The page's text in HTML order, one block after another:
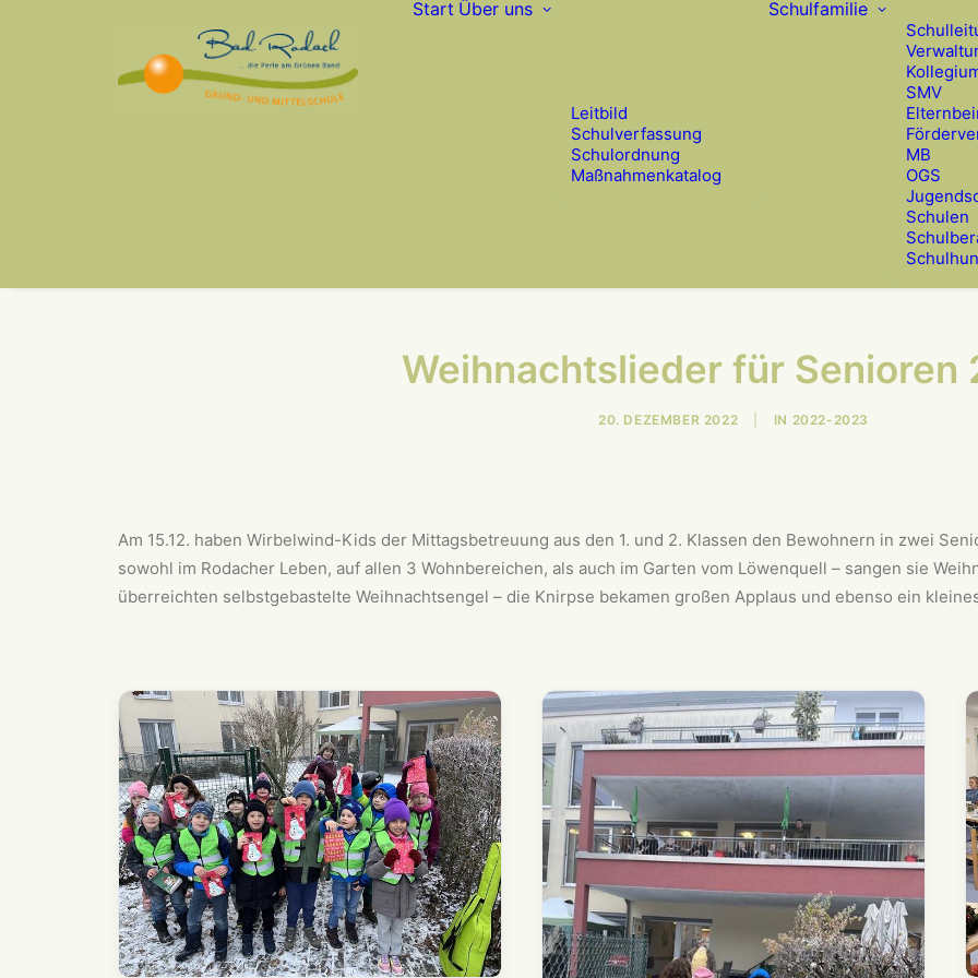
Start Über uns
Leitbild
Schulverfassung
Schulordnung
Maßnahmenkatalog
Schulfamilie
SMV
MB
OGS
Schulen
Weihnachts­lieder für Senioren
20. DEZEMBER 2022 IN 2022-2023
Am 15.12. haben Wirbelwind-Kids der Mittagsbetreuung aus den 1. und 2. Klassen den Bewohnern in zwei
sowohl im Rodacher Leben, auf allen 3 Wohnbereichen, als auch im Garten vom Löwenquell – sangen sie
überreichten selbstgebastelte Weihnachtsengel – die Knirpse bekamen großen Applaus und ebenso ein